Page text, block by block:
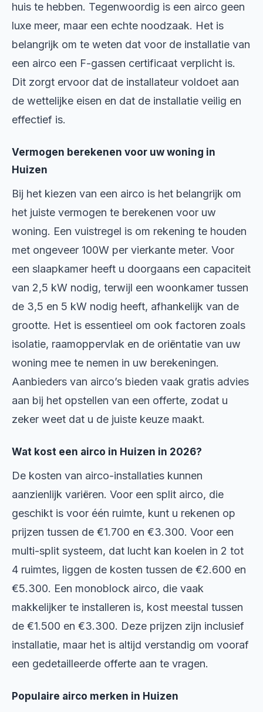
huis te hebben. Tegenwoordig is een airco geen
luxe meer, maar een echte noodzaak. Het is
belangrijk om te weten dat voor de installatie van
een airco een F-gassen certificaat verplicht is.
Dit zorgt ervoor dat de installateur voldoet aan
de wettelijke eisen en dat de installatie veilig en
effectief is.
Vermogen berekenen voor uw woning in
Huizen
Bij het kiezen van een airco is het belangrijk om
het juiste vermogen te berekenen voor uw
woning. Een vuistregel is om rekening te houden
met ongeveer 100W per vierkante meter. Voor
een slaapkamer heeft u doorgaans een capaciteit
van 2,5 kW nodig, terwijl een woonkamer tussen
de 3,5 en 5 kW nodig heeft, afhankelijk van de
grootte. Het is essentieel om ook factoren zoals
isolatie, raamoppervlak en de oriëntatie van uw
woning mee te nemen in uw berekeningen.
Aanbieders van airco’s bieden vaak gratis advies
aan bij het opstellen van een offerte, zodat u
zeker weet dat u de juiste keuze maakt.
Wat kost een airco in Huizen in 2026?
De kosten van airco-installaties kunnen
aanzienlijk variëren. Voor een split airco, die
geschikt is voor één ruimte, kunt u rekenen op
prijzen tussen de €1.700 en €3.300. Voor een
multi-split systeem, dat lucht kan koelen in 2 tot
4 ruimtes, liggen de kosten tussen de €2.600 en
€5.300. Een monoblock airco, die vaak
makkelijker te installeren is, kost meestal tussen
de €1.500 en €3.300. Deze prijzen zijn inclusief
installatie, maar het is altijd verstandig om vooraf
een gedetailleerde offerte aan te vragen.
Populaire airco merken in Huizen